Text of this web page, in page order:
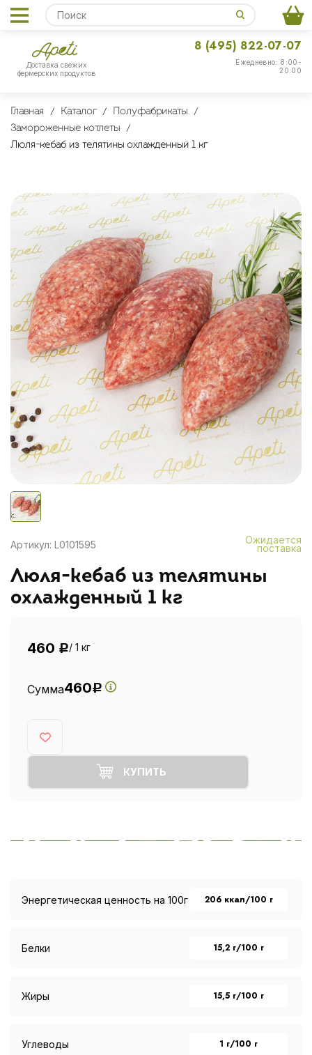
Доставка свежих
фермерских продуктов
Ежедневно: 8:00-
20:00
8 (495) 822-07-07
Главная Каталог
Полуфабрикаты
Замороженные котлеты
Люля-кебаб из телятины охлажденный 1 кг
Артикул: L0101595 Ожидается
поставка
Люля-кебаб из телятины
охлажденный 1 кг
460 Р/ 1 кг
Сумма460Р
КУПИТЬ
Энергетическая ценность на 100г 206 ккал/100 г
Белки 15,2 г/100 г
Жиры 15,5 г/100 г
Углеводы 1 г/100 г